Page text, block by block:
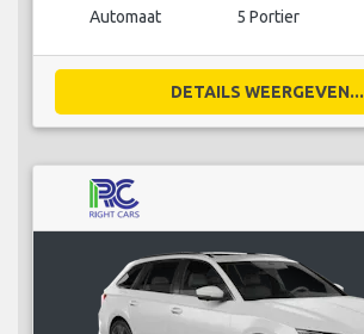
Automaat 5 Portier
DETAILS WEERGEVEN...